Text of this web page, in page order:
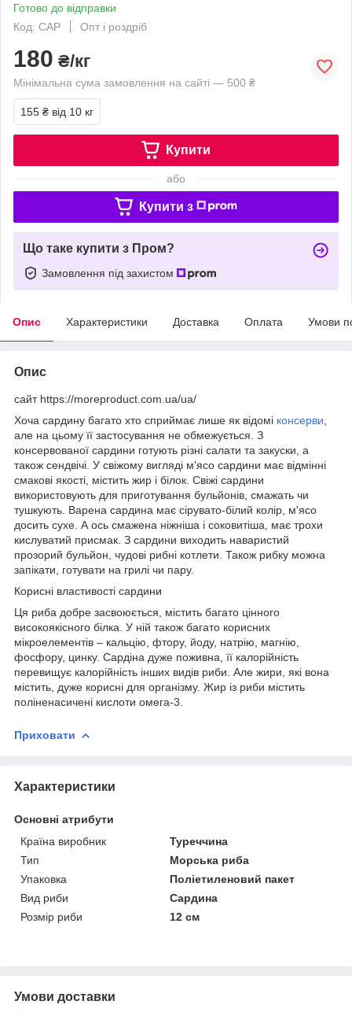
Готово до відправки
Код: САР
Опт і роздріб
180 ₴/кг
Мінімальна сума замовлення на сайті — 500 ₴
155 ₴ від 10 кг
Купити
або
Купити з
Що таке купити з Пром?
Замовлення під захистом
Опис Характеристики Доставка Оплата Умови
Опис
сайт https://moreproduct.com.ua/ua/
Хоча сардину багато хто сприймає лише як відомі консерви
але на цьому її застосування не обмежується. З
консервованої сардини готують різні салати та закуски, а
також сендвічі. У свіжому вигляді м'ясо сардини має відмінні
смакові якості, містить жир і білок. Свіжі сардини
використовують для приготування бульйонів, смажать чи
тушкують. Варена сардина має сірувато-білий колір, м'ясо
досить сухе. А ось смажена ніжніша і соковитіша, має трохи
кислуватий присмак. З сардини виходить наваристий
прозорий бульйон, чудові рибні котлети. Також рибку можна
запікати, готувати на грилі чи пару.
Корисні властивості сардини
Ця риба добре засвоюється, містить багато цінного
високоякісного білка. У ній також багато корисних
мікроелементів – кальцію, фтору, йоду, натрію, магнію,
фосфору, цинку. Сардіна дуже поживна, її калорійність
перевищує калорійність інших видів риби. Але жири, які вона
містить, дуже корисні для організму. Жир із риби містить
поліненасичені кислоти омега-3.
Приховати
Характеристики
Основні атрибути
Країна виробник
Туреччина
Тип
Морська риба
Упаковка
Поліетиленовий пакет
Вид риби
Сардина
Розмір риби
12 см
Умови доставки